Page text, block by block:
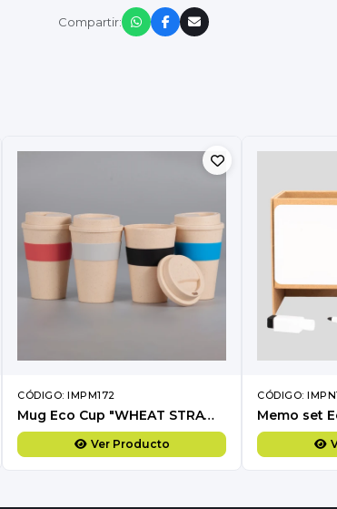
Compartir:
CÓDIGO: IMPM172
Mug Eco Cup "WHEAT STRAW" 355cc con banda silicona
Ver Producto
CÓDIGO: